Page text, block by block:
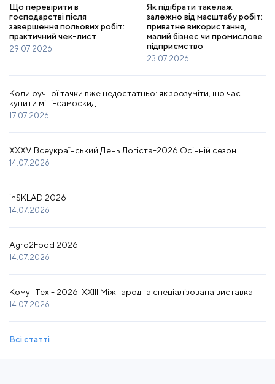
Що перевірити в
господарстві після
завершення польових робіт:
практичний чек-лист
29.07.2026
Як підібрати такелаж
залежно від масштабу робіт:
приватне використання,
малий бізнес чи промислове
підприємство
23.07.2026
Коли ручної тачки вже недостатньо: як зрозуміти, що час
купити міні-самоскид
17.07.2026
XXXV Всеукраїнський День Логіста-2026.Осінній сезон
14.07.2026
inSKLAD 2026
14.07.2026
Agro2Food 2026
14.07.2026
КомунТех - 2026. XXIII Міжнародна спеціалізована виставка
14.07.2026
Всі статті